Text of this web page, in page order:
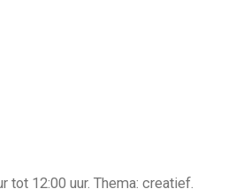
tot 12:00 uur. Thema: creatief.